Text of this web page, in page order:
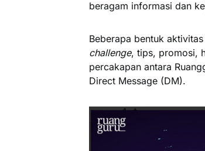
beragam informasi dan
Beberapa bentuk
challenge, tips, promosi,
percakapan antara
Direct Message (DM).